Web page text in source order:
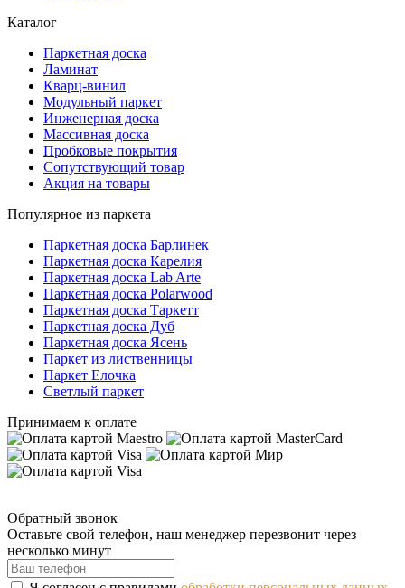
Каталог
Паркетная доска
Ламинат
Кварц-винил
Модульный паркет
Инженерная доска
Массивная доска
Пробковые покрытия
Сопутствующий товар
Акция на товары
Популярное из паркета
Паркетная доска Барлинек
Паркетная доска Карелия
Паркетная доска Lab Arte
Паркетная доска Polarwood
Паркетная доска Таркетт
Паркетная доска Дуб
Паркетная доска Ясень
Паркет из лиственницы
Паркет Елочка
Светлый паркет
Принимаем к оплате
Обратный звонок
Оставьте свой телефон, наш менеджер перезвонит через
несколько минут